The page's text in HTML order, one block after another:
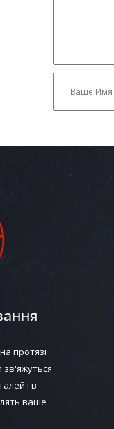
протязі
і в
ваше